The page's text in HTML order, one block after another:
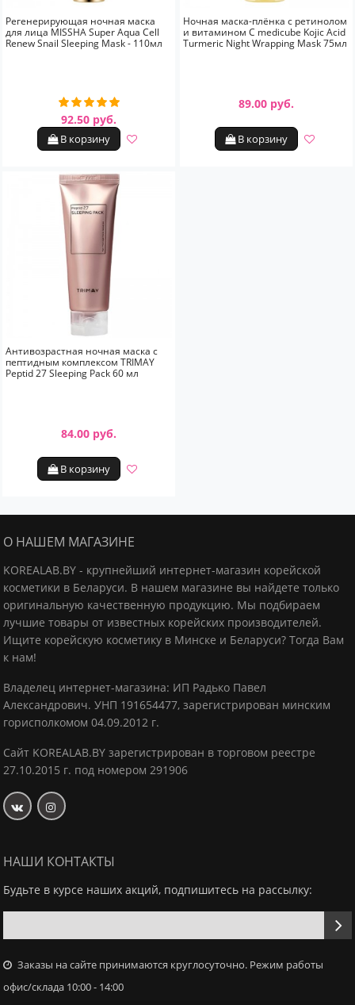
Регенерирующая ночная маска
для лица MISSHA Super Aqua Cell
Renew Snail Sleeping Mask - 110мл
92.50 руб.
В корзину
Ночная маска-плёнка с ретинолом
и витамином С medicube Kojic Acid
Turmeric Night Wrapping Mask 75мл
89.00 руб.
В корзину
Антивозрастная ночная маска с
пептидным комплексом TRIMAY
Peptid 27 Sleeping Pack 60 мл
84.00 руб.
В корзину
О НАШЕМ МАГАЗИНЕ
KOREALAB.BY - крупнейший интернет-магазин корейской
косметики в Беларуси. В нашем магазине вы найдете только
оригинальную качественную продукцию. Мы подбираем
лучшие товары от известных корейских производителей.
Ищите корейскую косметику в Минске и Беларуси? Тогда Вам
к нам!
Владелец интернет-магазина: ИП Радько Павел
Александрович. УНП 191654477, зарегистрирован минским
горисполкомом 04.09.2012 г.
Сайт KOREALAB.BY зарегистрирован в торговом реестре
27.10.2015 г. под номером 291906
НАШИ КОНТАКТЫ
Будьте в курсе наших акций, подпишитесь на рассылку:
Заказы на сайте принимаются круглосуточно. Режим работы
офис/склада 10:00 - 14:00